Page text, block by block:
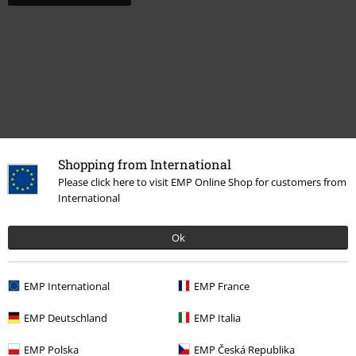
Shopping from International
Please click here to visit EMP Online Shop for customers from
International
Ok
EMP International EMP France
EMP Deutschland EMP Italia
EMP Polska EMP Česká Republika
Toppe & Toppe per schiena
Band Merch Top Bands Metallica Accessori Toppe